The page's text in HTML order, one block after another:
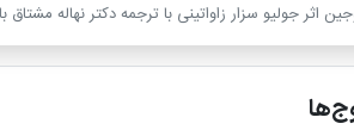
اثر جولیو سزار زاواتینی با ترجمه دکتر نهاله مشتاق